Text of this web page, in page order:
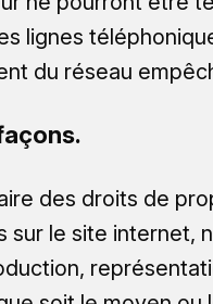
lignes
du réseau
des droits de
sur le site